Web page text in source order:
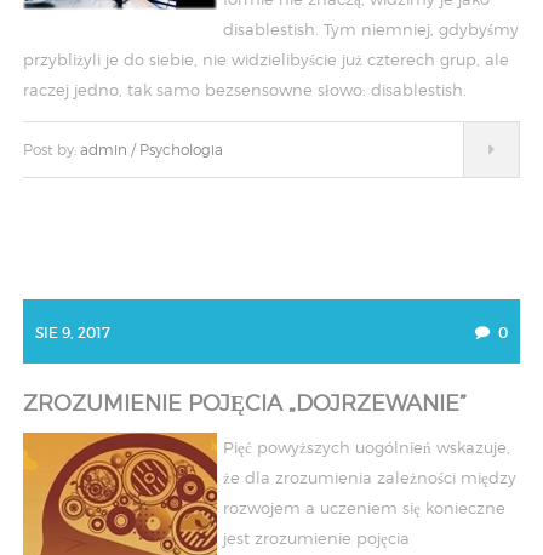
disablestish. Tym niemniej, gdybyśmy
przybliżyli je do siebie, nie widzielibyście już czterech grup, ale
raczej jedno, tak samo bezsensowne słowo: disablestish.
Post by: admin / Psychologia
SIE 9, 2017 0
ZROZUMIENIE POJĘCIA „DOJRZEWANIE”
Pięć powyższych uogólnień wskazuje,
że dla zrozumienia zależności między
rozwojem a uczeniem się konieczne
jest zrozumienie pojęcia